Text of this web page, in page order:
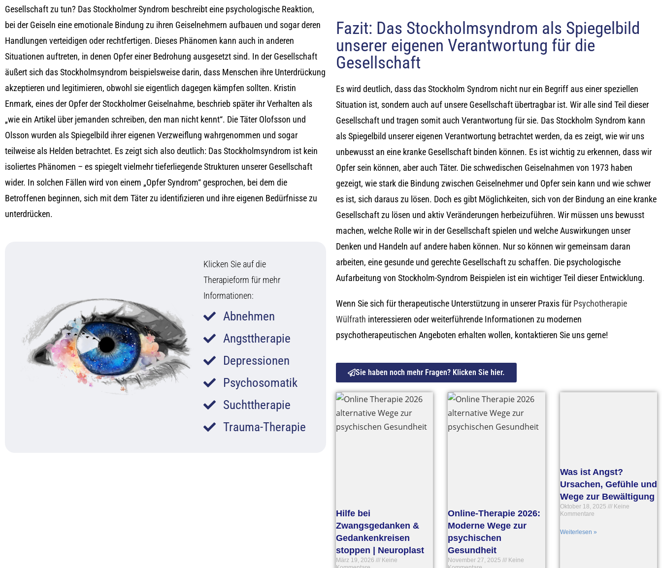
Gesellschaft zu tun? Das Stockholmer Syndrom beschreibt eine psychologische Reaktion,
bei der Geiseln eine emotionale Bindung zu ihren Geiselnehmern aufbauen und sogar deren
Handlungen verteidigen oder rechtfertigen. Dieses Phänomen kann auch in anderen
Situationen auftreten, in denen Opfer einer Bedrohung ausgesetzt sind. In der Gesellschaft
äußert sich das Stockholmsyndrom beispielsweise darin, dass Menschen ihre Unterdrückung
akzeptieren und legitimieren, obwohl sie eigentlich dagegen kämpfen sollten. Kristin
Enmark, eines der Opfer der Stockholmer Geiselnahme, beschrieb später ihr Verhalten als
„wie ein Artikel über jemanden schreiben, den man nicht kennt“. Die Täter Olofsson und
Olsson wurden als Spiegelbild ihrer eigenen Verzweiflung wahrgenommen und sogar
teilweise als Helden betrachtet. Es zeigt sich also deutlich: Das Stockholmsyndrom ist kein
isoliertes Phänomen – es spiegelt vielmehr tieferliegende Strukturen unserer Gesellschaft
wider. In solchen Fällen wird von einem „Opfer Syndrom“ gesprochen, bei dem die
Betroffenen beginnen, sich mit dem Täter zu identifizieren und ihre eigenen Bedürfnisse zu
unterdrücken.
Klicken Sie auf die
Therapieform für mehr
Informationen:
Abnehmen
Angsttherapie
Depressionen
Psychosomatik
Suchttherapie
Trauma-Therapie
Fazit: Das Stockholmsyndrom als Spiegelbild
unserer eigenen Verantwortung für die
Gesellschaft
Es wird deutlich, dass das Stockholm Syndrom nicht nur ein Begriff aus einer speziellen
Situation ist, sondern auch auf unsere Gesellschaft übertragbar ist. Wir alle sind Teil dieser
Gesellschaft und tragen somit auch Verantwortung für sie. Das Stockholm Syndrom kann
als Spiegelbild unserer eigenen Verantwortung betrachtet werden, da es zeigt, wie wir uns
unbewusst an eine kranke Gesellschaft binden können. Es ist wichtig zu erkennen, dass wir
Opfer sein können, aber auch Täter. Die schwedischen Geiselnahmen von 1973 haben
gezeigt, wie stark die Bindung zwischen Geiselnehmer und Opfer sein kann und wie schwer
es ist, sich daraus zu lösen. Doch es gibt Möglichkeiten, sich von der Bindung an eine kranke
Gesellschaft zu lösen und aktiv Veränderungen herbeizuführen. Wir müssen uns bewusst
machen, welche Rolle wir in der Gesellschaft spielen und welche Auswirkungen unser
Denken und Handeln auf andere haben können. Nur so können wir gemeinsam daran
arbeiten, eine gesunde und gerechte Gesellschaft zu schaffen. Die psychologische
Aufarbeitung von Stockholm-Syndrom Beispielen ist ein wichtiger Teil dieser Entwicklung.
Wenn Sie sich für therapeutische Unterstützung in unserer Praxis für Psychotherapie
Wülfrath interessieren oder weiterführende Informationen zu modernen
psychotherapeutischen Angeboten erhalten wollen, kontaktieren Sie uns gerne!
Sie haben noch mehr Fragen? Klicken Sie hier.
Hilfe bei
Zwangsgedanken &
Gedankenkreisen
stoppen | Neuroplast
März 19, 2026
Keine
Online-Therapie 2026:
Moderne Wege zur
psychischen
Gesundheit
November 27, 2025
Keine
Was ist Angst?
Ursachen, Gefühle und
Wege zur Bewältigung
Oktober 18, 2025
Keine
Kommentare
Weiterlesen »